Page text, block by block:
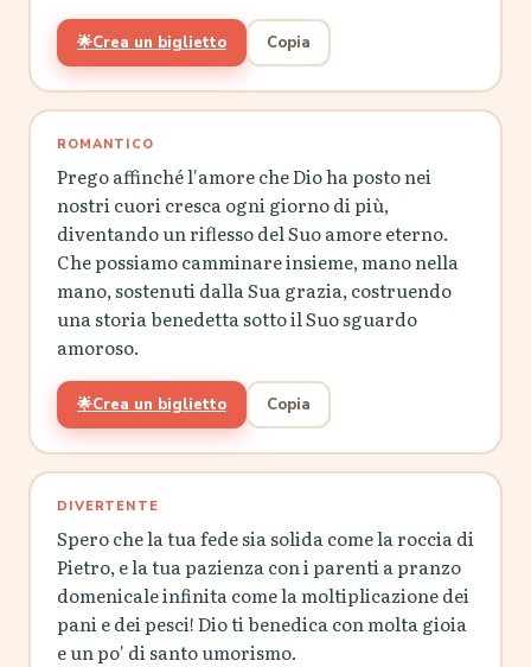
🌟Crea un biglietto Copia
ROMANTICO
Prego affinché l'amore che Dio ha posto nei
nostri cuori cresca ogni giorno di più,
diventando un riflesso del Suo amore eterno.
Che possiamo camminare insieme, mano nella
mano, sostenuti dalla Sua grazia, costruendo
una storia benedetta sotto il Suo sguardo
amoroso.
🌟Crea un biglietto Copia
DIVERTENTE
Spero che la tua fede sia solida come la roccia di
Pietro, e la tua pazienza con i parenti a pranzo
domenicale infinita come la moltiplicazione dei
pani e dei pesci! Dio ti benedica con molta gioia
e un po' di santo umorismo.